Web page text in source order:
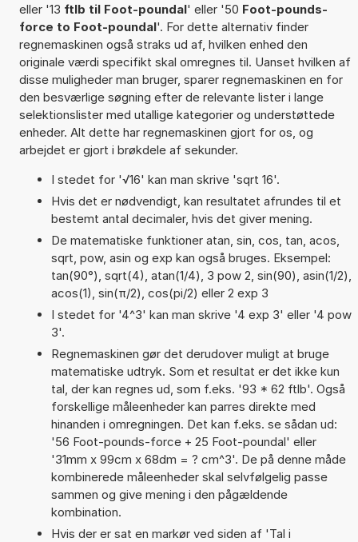
eller '13 ftlb til Foot-poundal' eller '50 Foot-pounds-
force to Foot-poundal'. For dette alternativ finder
regnemaskinen også straks ud af, hvilken enhed den
originale værdi specifikt skal omregnes til. Uanset hvilken af
disse muligheder man bruger, sparer regnemaskinen en for
den besværlige søgning efter de relevante lister i lange
selektionslister med utallige kategorier og understøttede
enheder. Alt dette har regnemaskinen gjort for os, og
arbejdet er gjort i brøkdele af sekunder.
I stedet for '√16' kan man skrive 'sqrt 16'.
Hvis det er nødvendigt, kan resultatet afrundes til et
bestemt antal decimaler, hvis det giver mening.
De matematiske funktioner atan, sin, cos, tan, acos,
sqrt, pow, asin og exp kan også bruges. Eksempel:
tan(90°), sqrt(4), atan(1/4), 3 pow 2, sin(90), asin(1/2),
acos(1), sin(π/2), cos(pi/2) eller 2 exp 3
I stedet for '4^3' kan man skrive '4 exp 3' eller '4 pow
3'.
Regnemaskinen gør det derudover muligt at bruge
matematiske udtryk. Som et resultat er det ikke kun
tal, der kan regnes ud, som f.eks. '93 * 62 ftlb'. Også
forskellige måleenheder kan parres direkte med
hinanden i omregningen. Det kan f.eks. se sådan ud:
'56 Foot-pounds-force + 25 Foot-poundal' eller
'31mm x 99cm x 68dm = ? cm^3'. De på denne måde
kombinerede måleenheder skal selvfølgelig passe
sammen og give mening i den pågældende
kombination.
Hvis der er sat en markør ved siden af 'Tal i